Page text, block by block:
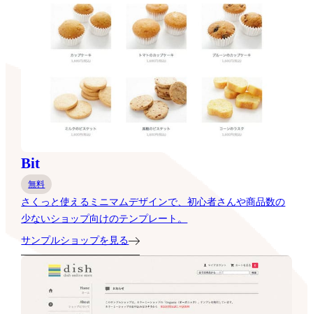
Bit
無料
さくっと使えるミニマムデザインで、初心者さんや商品数の
少ないショップ向けのテンプレート。
サンプルショップを見る